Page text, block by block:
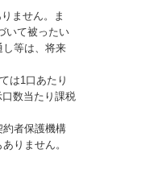
ません。ま
いて被ったい
し等は、将来
は1口あたり
数当たり課税
約者保護機構
りません。